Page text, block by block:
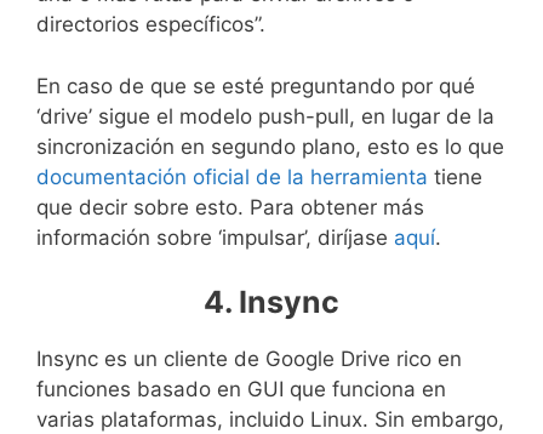
directorios específicos”.
En caso de que se esté preguntando por qué
‘drive’ sigue el modelo push-pull, en lugar de la
sincronización en segundo plano, esto es lo que
documentación oficial de la herramienta tiene
que decir sobre esto. Para obtener más
información sobre ‘impulsar’, diríjase aquí.
4. Insync
Insync es un cliente de Google Drive rico en
funciones basado en GUI que funciona en
varias plataformas, incluido Linux. Sin embargo,